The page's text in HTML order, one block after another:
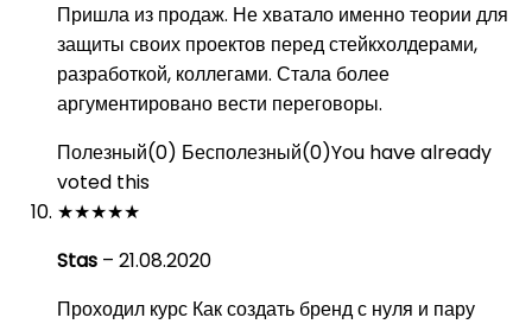
Пришла из продаж. Не хватало именно теории для
защиты своих проектов перед стейкхолдерами,
разработкой, коллегами. Стала более
аргументировано вести переговоры.
Полезный(0) Бесполезный(0)You have already
voted this
★★★★★
Stas – 21.08.2020
Проходил курс Как создать бренд с нуля и пару